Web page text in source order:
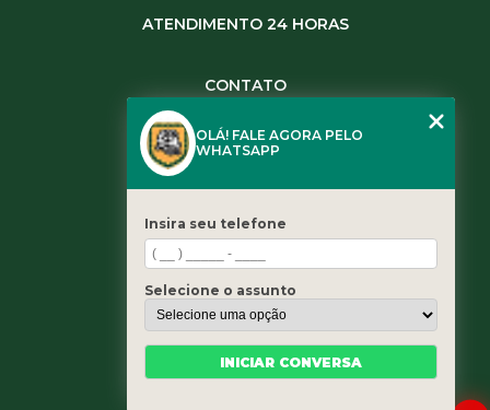
ATENDIMENTO 24 HORAS
CONTATO
(11) 3461-5871
contato@leaoservicos.com.br
Home
Quem somos
Serviços
Blog
OLÁ! FALE AGORA PELO
WHATSAPP
Insira seu telefone
Selecione o assunto
INICIAR CONVERSA